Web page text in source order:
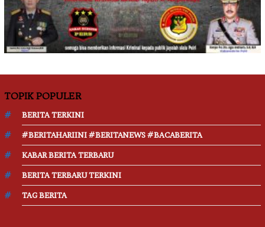
TOPIK POPULER
BERITA TERKINI
#BERITAHARIINI #BERITANEWS #BACABERITA
KABAR BERITA TERBARU
BERITA TERBARU TERKINI
TAG BERITA